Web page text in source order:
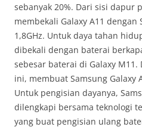
sebanyak 20%. Dari sisi dapur
membekali Galaxy A11 dengan
1,8GHz. Untuk daya tahan
dibekali dengan baterai
sebesar baterai di Galaxy
ini, membuat Samsung Galaxy
Untuk pengisian dayanya,
dilengkapi bersama teknologi
yang buat pengisian ulang